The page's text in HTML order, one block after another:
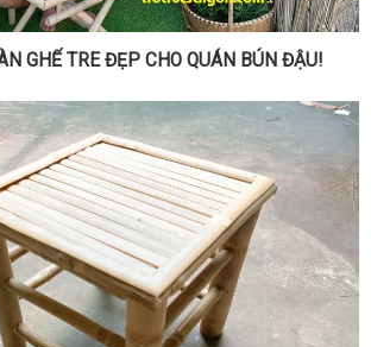
GHẾ TRE ĐẸP CHO QUÁN BÚN ĐẬU!